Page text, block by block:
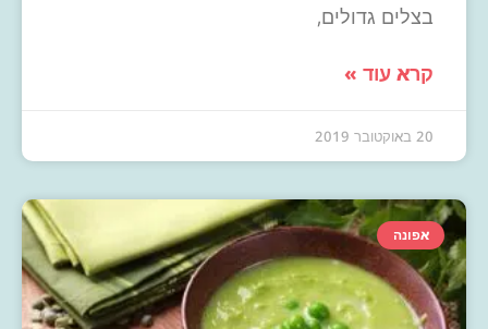
בצלים גדולים,
קרא עוד »
20 באוקטובר 2019
אפונה